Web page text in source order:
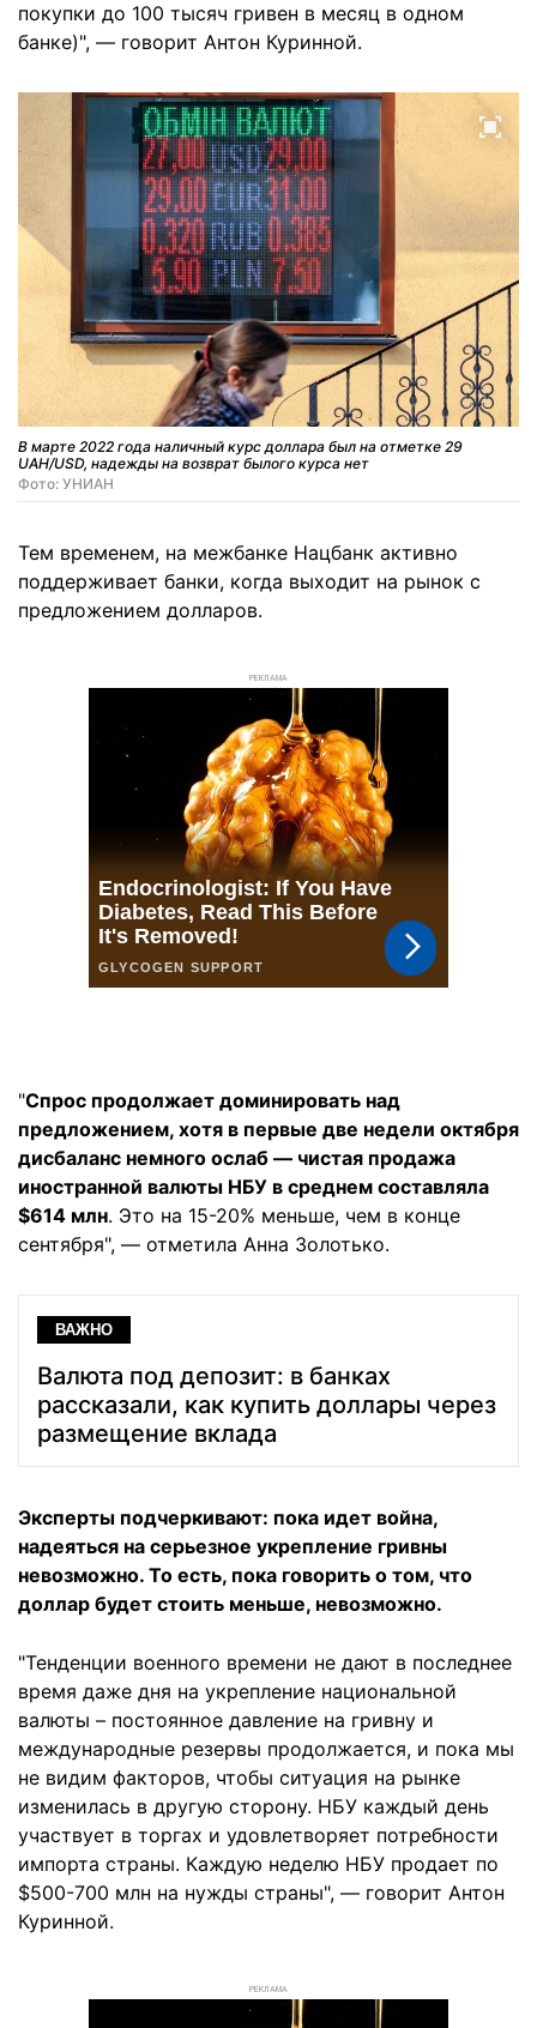
покупки до 100 тысяч гривен в месяц в одном
банке)", — говорит Антон Куринной.
В марте 2022 года наличный курс доллара был на отметке 29
UAH/USD, надежды на возврат былого курса нет
Фото: УНИАН
Тем временем, на межбанке Нацбанк активно
поддерживает банки, когда выходит на рынок с
предложением долларов.
РЕКЛАМА
"Спрос продолжает доминировать над
предложением, хотя в первые две недели октября
дисбаланс немного ослаб — чистая продажа
иностранной валюты НБУ в среднем составляла
$614 млн. Это на 15-20% меньше, чем в конце
сентября", — отметила Анна Золотько.
ВАЖНО
Валюта под депозит: в банках
рассказали, как купить доллары через
размещение вклада
Эксперты подчеркивают: пока идет война,
надеяться на серьезное укрепление гривны
невозможно. То есть, пока говорить о том, что
доллар будет стоить меньше, невозможно.
"Тенденции военного времени не дают в последнее
время даже дня на укрепление национальной
валюты – постоянное давление на гривну и
международные резервы продолжается, и пока мы
не видим факторов, чтобы ситуация на рынке
изменилась в другую сторону. НБУ каждый день
участвует в торгах и удовлетворяет потребности
импорта страны. Каждую неделю НБУ продает по
$500-700 млн на нужды страны", — говорит Антон
Куринной.
РЕКЛАМА